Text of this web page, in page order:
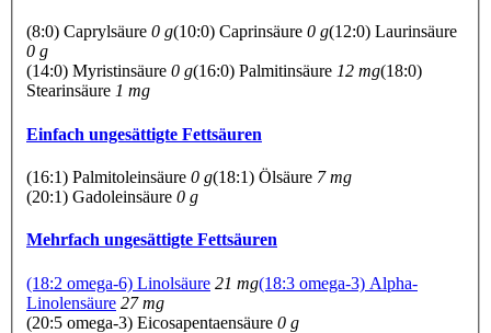
(8:0) Caprylsäure 0 g(10:0) Caprinsäure 0 g(12:0) Laurinsäure
0 g
(14:0) Myristinsäure 0 g(16:0) Palmitinsäure 12 mg(18:0)
Stearinsäure 1 mg
Einfach ungesättigte Fettsäuren
(16:1) Palmitoleinsäure 0 g(18:1) Ölsäure 7 mg
(20:1) Gadoleinsäure 0 g
Mehrfach ungesättigte Fettsäuren
(18:2 omega-6) Linolsäure 21 mg(18:3 omega-3) Alpha-
Linolensäure 27 mg
(20:5 omega-3) Eicosapentaensäure 0 g